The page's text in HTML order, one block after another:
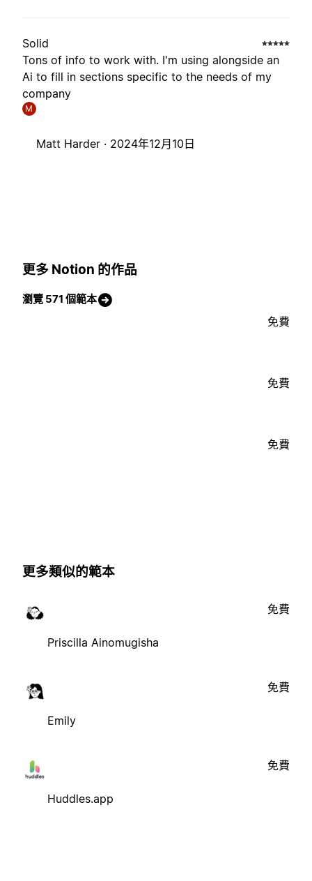
Solid
Tons of info to work with. I'm using alongside an
Ai to fill in sections specific to the needs of my
company
M
Matt Harder · 2024年12月10日
更多 Notion 的作品
瀏覽 571 個範本
免費
免費
免費
更多類似的範本
Priscilla Ainomugisha
免費
Emily
免費
Huddles.app
免費